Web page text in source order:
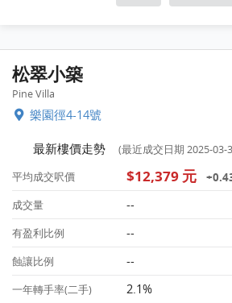
松翠小築
Pine Villa
樂園徑4-14號
最新樓價走勢
(最近成交日期 2025-03-
平均成交呎價
$12,379 元
成交量 --
有盈利比例 --
蝕讓比例 --
一年轉手率(二手) 2.1%